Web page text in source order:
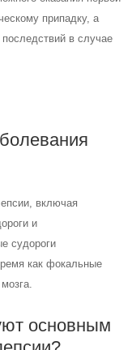
припадку, а
в случае
включая
и
судороги
как фокальные
основным